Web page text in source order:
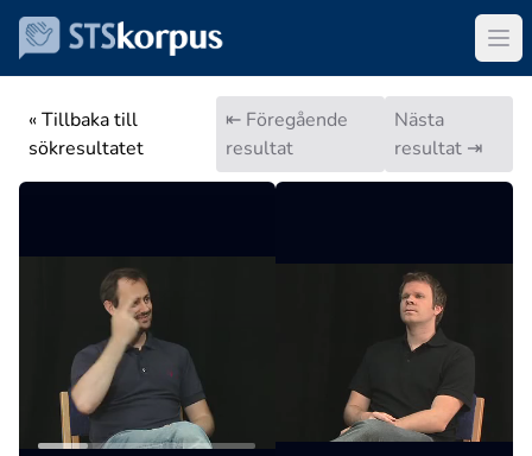
« Tillbaka till
sökresultatet
⇤ Föregående
resultat
Nästa
resultat ⇥